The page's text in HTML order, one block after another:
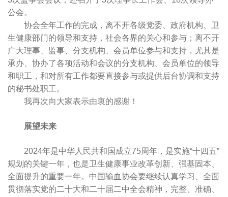
公会。
协会全年工作的完成，离不开各级党委、政府机构、卫
生健康部门的领导和支持，社会各界的关心和参与；离不开
广大理事、监事、分支机构、会员单位参与和支持，尤其是
承办、协办了各项活动和会议的分支机构、会员单位的领导
和职工，和对所有工作都要直接参与或提供后台协调和支持
的秘书处职工。
我再次向大家表示由衷的感谢！
展望未来
2024年是中华人民共和国成立75周年，是实施“十四五”
规划的关键一年，也是卫生健康事业改革创新、强基固本、
全面提升的重要一年。中国输血协会要继续认真学习、全面
贯彻落实党的二十大和二十届二中全会精神，完整、准确、